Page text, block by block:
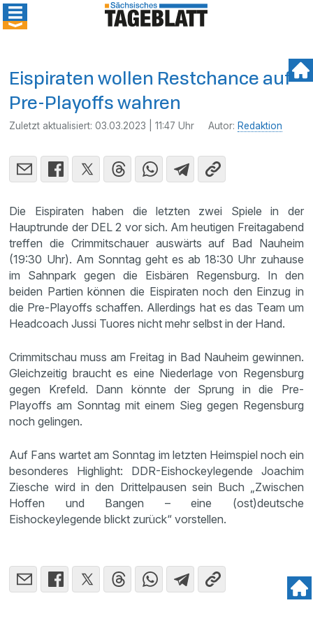
Eispiraten wollen Restchance auf
Pre-Playoffs wahren
Zuletzt aktualisiert:03.03.2023 | 11:47 Uhr Autor: Redaktion
Die Eispiraten haben die letzten zwei Spiele in der
Hauptrunde der DEL 2 vor sich. Am heutigen Freitagabend
treffen die Crimmitschauer auswärts auf Bad Nauheim
(19:30 Uhr). Am Sonntag geht es ab 18:30 Uhr zuhause
im Sahnpark gegen die Eisbären Regensburg. In den
beiden Partien können die Eispiraten noch den Einzug in
die Pre-Playoffs schaffen. Allerdings hat es das Team um
Headcoach Jussi Tuores nicht mehr selbst in der Hand.
Crimmitschau muss am Freitag in Bad Nauheim gewinnen.
Gleichzeitig braucht es eine Niederlage von Regensburg
gegen Krefeld. Dann könnte der Sprung in die Pre-
Playoffs am Sonntag mit einem Sieg gegen Regensburg
noch gelingen.
Auf Fans wartet am Sonntag im letzten Heimspiel noch ein
besonderes Highlight: DDR-Eishockeylegende Joachim
Ziesche wird in den Drittelpausen sein Buch „Zwischen
Hoffen und Bangen – eine (ost)deutsche
Eishockeylegende blickt zurück“ vorstellen.